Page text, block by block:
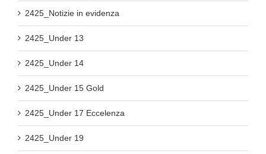
2425_Notizie in evidenza
2425_Under 13
2425_Under 14
2425_Under 15 Gold
2425_Under 17 Eccelenza
2425_Under 19